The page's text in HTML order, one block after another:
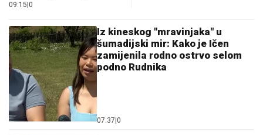
09:15 0
Iz kineskog "mravinjaka" u
šumadijski mir: Kako je Ičen
zamijenila rodno ostrvo selom
podno Rudnika
07:37 0